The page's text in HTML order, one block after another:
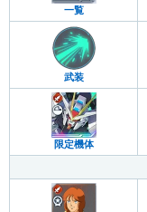
一覧
武装
限定機体